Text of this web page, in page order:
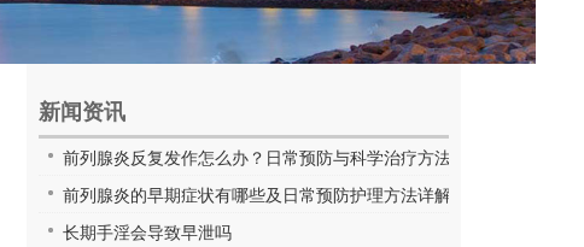
新闻资讯
前列腺炎反复发作怎么办？日常预防与科学治疗方法全解析
前列腺炎的早期症状有哪些及日常预防护理方法详解
长期手淫会导致早泄吗